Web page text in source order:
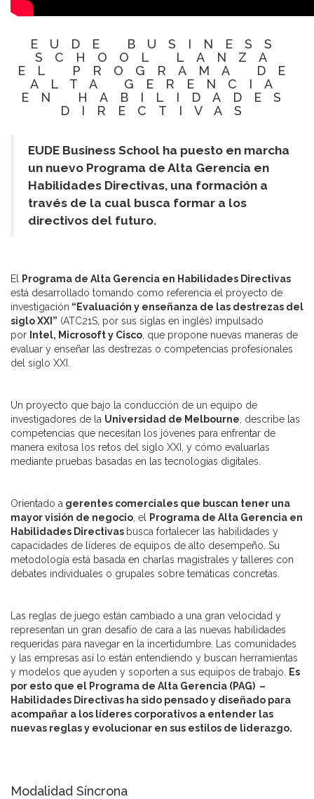
EUDE BUSINESS
SCHOOL LANZA
EL PROGRAMA DE
ALTA GERENCIA
EN HABILIDADES
DIRECTIVAS
EUDE Business School ha puesto en marcha
un nuevo Programa de Alta Gerencia en
Habilidades Directivas, una formación a
través de la cual busca formar a los
directivos del futuro.
El
Programa de Alta Gerencia en Habilidades Directivas
está desarrollado tomando como referencia el proyecto de
investigación “Evaluación y enseñanza de las destrezas del
siglo XXI” (ATC21S, por sus siglas en inglés) impulsado
por Intel, Microsoft y Cisco , que propone nuevas maneras de
evaluar y enseñar las destrezas o competencias profesionales
del siglo XXI.
Un proyecto que bajo la conducción de un equipo de
investigadores de la Universidad de Melbourne , describe las
competencias que necesitan los jóvenes para enfrentar de
manera exitosa los retos del siglo XXI, y cómo evaluarlas
mediante pruebas basadas en las tecnologías digitales.
Orientado a gerentes comerciales que buscan tener una
mayor visión de negocio , el
Programa de Alta Gerencia en
Habilidades Directivas busca fortalecer las habilidades y
capacidades de líderes de equipos de alto desempeño. Su
metodología está basada en charlas magistrales y talleres con
debates individuales o grupales sobre temáticas concretas.
Las reglas de juego están cambiado a una gran velocidad y
representan un gran desafío de cara a las nuevas habilidades
requeridas para navegar en la incertidumbre. Las comunidades
y las empresas así lo están entendiendo y buscan herramientas
y modelos que ayuden y soporten a sus equipos de trabajo.
Es
por esto que el Programa de Alta Gerencia (PAG) –
Habilidades Directivas ha sido pensado y diseñado para
acompañar a los líderes corporativos a entender las
nuevas reglas y evolucionar en sus estilos de liderazgo.
Modalidad Síncrona